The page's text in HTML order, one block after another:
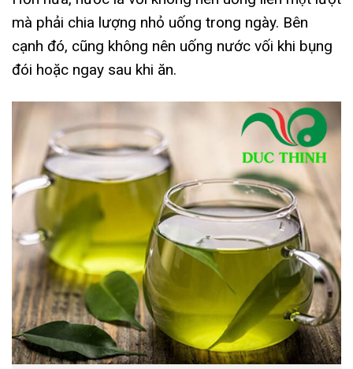
mà phải chia lượng nhỏ uống trong ngày. Bên
cạnh đó, cũng không nên uống nước vối khi bụng
đói hoặc ngay sau khi ăn.